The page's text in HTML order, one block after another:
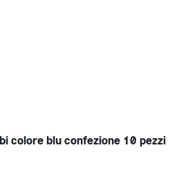
colore blu confezione 10 pezzi